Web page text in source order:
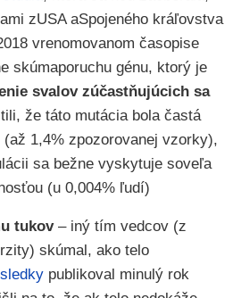
zUSA aSpojeného kráľovstva
vrenomovanom časopise
skúmaporuchu génu, ktorý je
svalov zúčastňujúcich sa
že táto mutácia bola častá
1,4% zpozorovanej vzorky),
sa bežne vyskytuje soveľa
(u 0,004% ľudí)
tukov– iný tím vedcov (z
skúmal, ako telo
publikoval minulý rok